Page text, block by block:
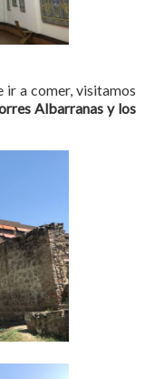
ir a comer, visitamos
Albarranas y los